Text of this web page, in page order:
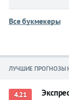
Все букмекеры
ЛУЧШИЕ ПРОГНОЗЫ
4.21